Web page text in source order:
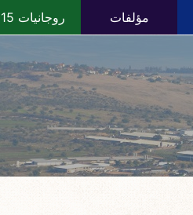
مؤلفات روجانيات 15